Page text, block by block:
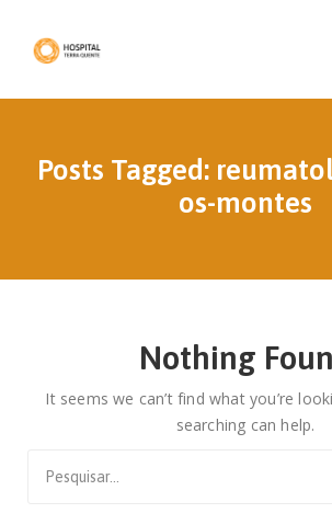
Posts Tagged:
os-montes
Nothing
It seems we can’t find what you’re
searching can help.
for: